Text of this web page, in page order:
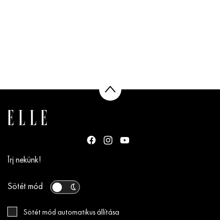
Írj nekünk!
Sötét mód
Sötét mód automatikus állítása